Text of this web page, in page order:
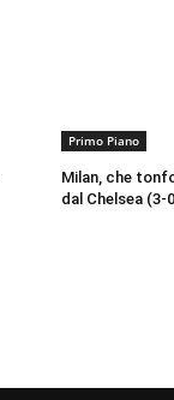
Primo Piano
Milan, che
dal Chelsea (3-